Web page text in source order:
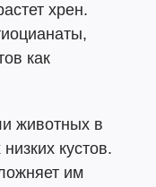
хрен.
как
животных в
кустов.
им